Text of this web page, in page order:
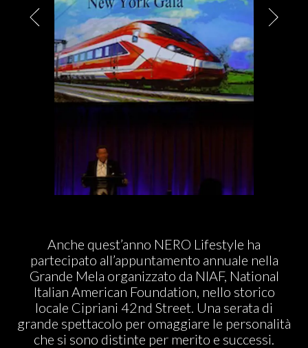
CHAMPAGNE
NEWS
ABOUT US
Anche quest’anno NERO Lifestyle ha
partecipato all’appuntamento annuale nella
Grande Mela organizzato da NIAF, National
Italian American Foundation, nello storico
locale Cipriani 42nd Street. Una serata di
grande spettacolo per omaggiare le personalità
che si sono distinte per merito e successi.